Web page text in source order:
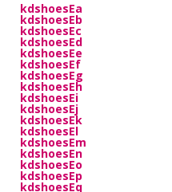
kdshoesEa
kdshoesEb
kdshoesEc
kdshoesEd
kdshoesEe
kdshoesEf
kdshoesEg
kdshoesEh
kdshoesEi
kdshoesEj
kdshoesEk
kdshoesEl
kdshoesEm
kdshoesEn
kdshoesEo
kdshoesEp
kdshoesEq